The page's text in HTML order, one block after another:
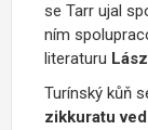
se Tarr ujal
ním
literaturu
Turínský kůň
zikkuratu